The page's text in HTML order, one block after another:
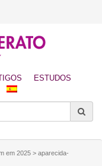
ESTUDOS
em 2025 > aparecida-